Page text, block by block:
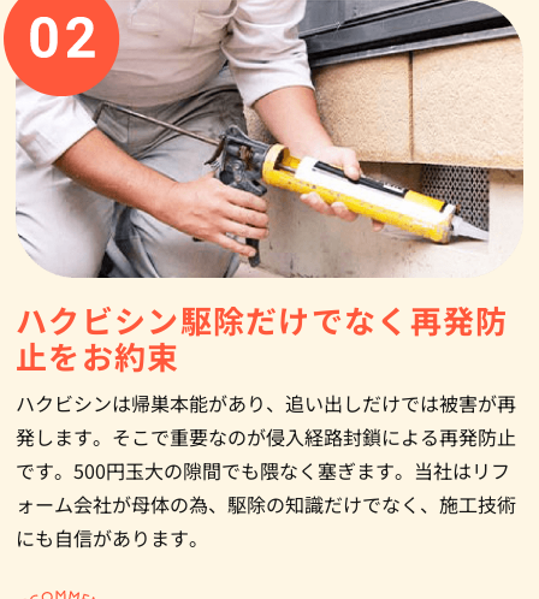
ハクビシン駆除だけでなく 再発防
止をお約束
ハクビシンは帰巣本能があり、追い出しだけでは被害が再
発します。そこで重要なのが侵入経路封鎖による再発防止
です。500円玉大の隙間でも隈なく塞ぎます。当社はリフ
ォーム会社が母体の為、駆除の知識だけでなく、施工技術
にも自信があります。